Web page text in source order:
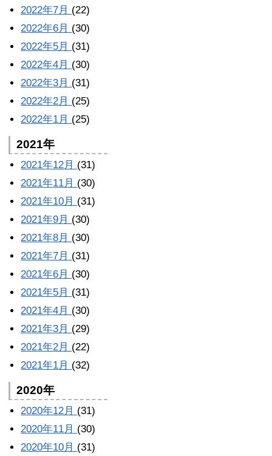
2022年7月 (22)
2022年6月 (30)
2022年5月 (31)
2022年4月 (30)
2022年3月 (31)
2022年2月 (25)
2022年1月 (25)
2021年
2021年12月 (31)
2021年11月 (30)
2021年10月 (31)
2021年9月 (30)
2021年8月 (30)
2021年7月 (31)
2021年6月 (30)
2021年5月 (31)
2021年4月 (30)
2021年3月 (29)
2021年2月 (22)
2021年1月 (32)
2020年
2020年12月 (31)
2020年11月 (30)
2020年10月 (31)